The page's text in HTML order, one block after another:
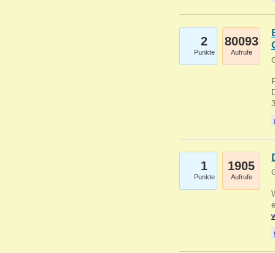
2
Punkte
80093
Aufrufe
1
Punkte
1905
Aufrufe